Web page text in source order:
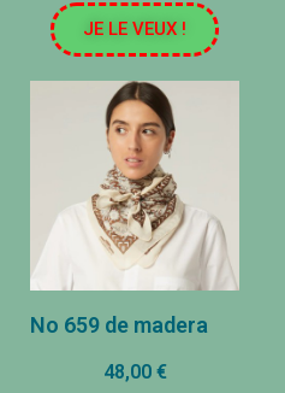
JE LE VEUX !
No 659 de madera
48,00 €